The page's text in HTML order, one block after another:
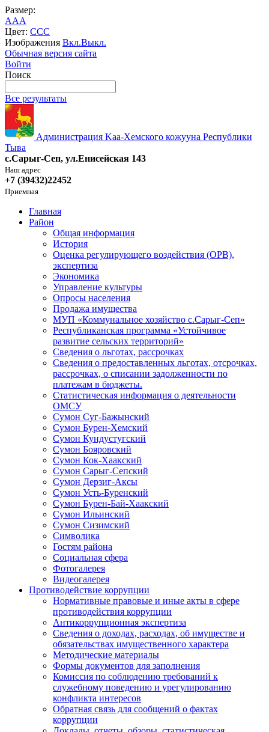
Размер:
AAA
Цвет: CCC
Изображения Вкл.Выкл.
Обычная версия сайта
Войти
Поиск
Все результаты
Администрация Kaa-Хемского кожууна Республики
Тыва
с.Сарыг-Сеп, ул.Енисейская 143
Наш адрес
+7 (39432)22452
Приемная
Главная
Район
Общая информация
История
Оценка регулирующего воздействия (ОРВ),
экспертиза
Экономика
Управление культуры
Опросы населения
Продажа имущества
МУП «Коммунальное хозяйство с.Сарыг-Сеп»
Республиканская программа «Устойчивое
развитие сельских территорий»
Сведения о льготах, рассрочках
Сведения о предоставленных льготах, отсрочках,
рассрочках, о списании задолженности по
платежам в бюджеты.
Статистическая информация о деятельности
ОМСУ
Сумон Суг-Бажынский
Сумон Бурен-Хемский
Сумон Кундустугский
Сумон Бояровский
Сумон Кок-Хаакский
Сумон Сарыг-Сепский
Сумон Дерзиг-Аксы
Сумон Усть-Буренский
Сумон Бурен-Бай-Хаакский
Сумон Ильинский
Сумон Сизимский
Символика
Гостям района
Социальная сфера
Фотогалерея
Видеогалерея
Противодействие коррупции
Нормативные правовые и иные акты в сфере
противодействия коррупции
Антикоррупционная экспертиза
Сведения о доходах, расходах, об имуществе и
обязательствах имущественного характера
Методические материалы
Формы документов для заполнения
Комиссия по соблюдению требований к
служебному поведению и урегулированию
конфликта интересов
Обратная связь для сообщений о фактах
коррупции